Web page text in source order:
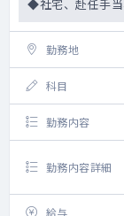
◆社宅、赴任手当
勤務地
科目
勤務内容
勤務内容詳細
給与